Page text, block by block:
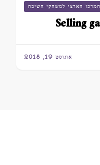
המרכז הארצי למשחקי חשיבה
אוגוסט 19, 2018